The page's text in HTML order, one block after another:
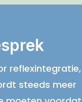
reflexintegratie,
steeds meer